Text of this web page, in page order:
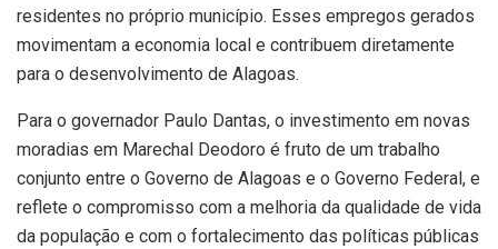
residentes no próprio município. Esses empregos gerados
movimentam a economia local e contribuem diretamente
para o desenvolvimento de Alagoas.
Para o governador Paulo Dantas, o investimento em novas
moradias em Marechal Deodoro é fruto de um trabalho
conjunto entre o Governo de Alagoas e o Governo Federal, e
reflete o compromisso com a melhoria da qualidade de vida
da população e com o fortalecimento das políticas públicas